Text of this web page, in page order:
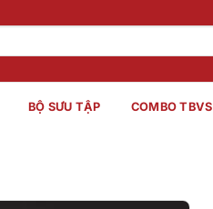
BỘ SƯU TẬP COMBO TBVS